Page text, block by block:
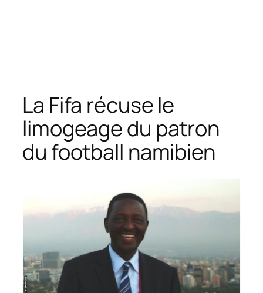
La Fifa récuse le
limogeage du patron
du football namibien